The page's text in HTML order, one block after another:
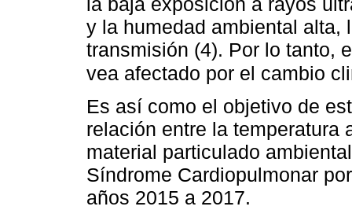
y la humedad ambiental alta,
transmisión (4). Por lo tanto,
vea afectado por el cambio
Es así como el objetivo de
relación entre la temperatura
material particulado
Síndrome Cardiopulmonar
años 2015 a 2017.